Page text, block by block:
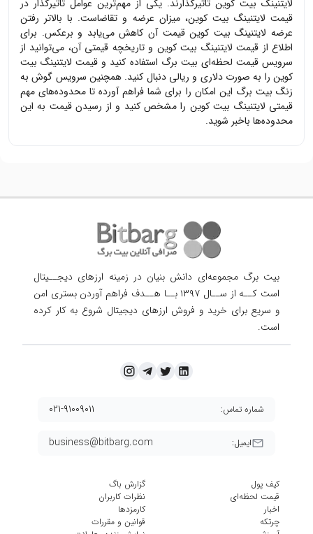
لایتنینگ بیت کوین تاثیرگذارند. یکی از مهم‌ترین عوامل تاثیرگذار در
قیمت لایتنینگ بیت کوین، میزان عرضه و تقاضاست. با بالاتر رفتن
عرضه لایتنینگ بیت کوینقیمت آن کاهش می‌یابد و برعکس. برای
اطلاع از قیمت لایتنینگ بیت کوین و تاریخچه قیمتی آن، می‌توانید از
سرویس قیمت لحظه‌ای بیت برگ استفاده کنید و قیمت لایتنینگ بیت
کوین را به صورت دلاری و ریالی دنبال کنید. همچنین سرویس گوش به
زنگ بیت برگ این امکان را برای شما فراهم آورده تا محدوده‌های مهم
قیمتی لایتنینگ بیت کوین را مشخص کنید و از رسیدن قیمت به این
محدوده‌ها باخبر شوید.
بیت برگ مجموعه‌ای دانش بنیان در زمینه ارزهای دیجــیتال
است کــه از ســال ۱۳۹۷ بــا هــدف فراهم آوردن
بستری امن
و سریع برای خرید و فروش ارزهای دیجیتال شروع به کار کرده
است.
ایمیل: business@bitbarg.com
شماره تماس: ۰۲۱-۹۱۰۰۹۰۱۱
کیف پول
قیمت لحظه‌ای
اخبار
چرتکه
گزارش باگ
نظرات کاربران
کارمزد‌ها
قوانین و مقررات